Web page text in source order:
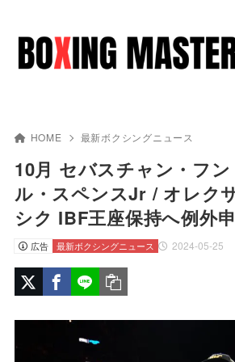
HOME 最新ボクシングニュース
10月 セバスチャン・フ
ル・スペンスJr / オレク
シク IBF王座保持へ例外申
広告 2024-05-25
最新ボクシングニュース